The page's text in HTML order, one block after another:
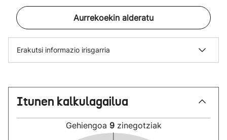
Aurrekoekin alderatu
Erakutsi informazio irisgarria
Itunen kalkulagailua
Gehiengoa 9 zinegotziak